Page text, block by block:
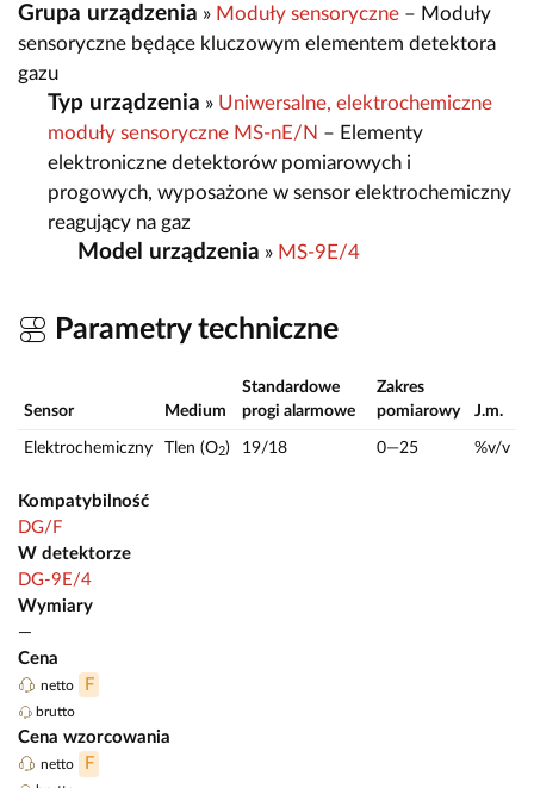
Grupa urządzenia » Moduły sensoryczne – Moduły
sensoryczne będące kluczowym elementem detektora
gazu
Typ urządzenia » Uniwersalne, elektrochemiczne
moduły sensoryczne MS-nE/N – Elementy
elektroniczne detektorów pomiarowych i
progowych, wyposażone w sensor elektrochemiczny
reagujący na gaz
Model urządzenia » MS-9E/4
Parametry techniczne
Sensor Medium
Standardowe
progi alarmowe
Zakres
pomiarowy
J.m.
Elektrochemiczny Tlen (O2) 19/18 0—25 %v/v
Kompatybilność
DG/F
W detektorze
DG-9E/4
Wymiary
—
Cena
netto F
brutto
Cena wzorcowania
netto F